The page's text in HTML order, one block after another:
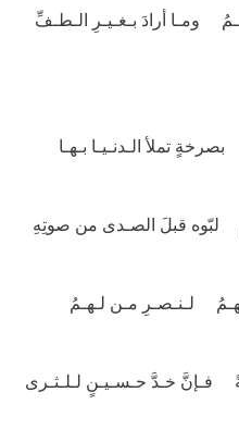
ومـا أرادَ بـغـيـرِ الـطـفِّ
تملأ الـدنـيـا بـهـا
بهم لبّوه قبلَ الصـدى من صوتِهِ
لـنـصـرِ مـن لـهـمُ
فـإنَّ خـدَّ حـسـيـنٍ لـلـثـرى